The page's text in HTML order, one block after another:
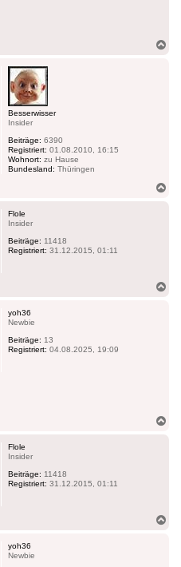
Besserwisser
Insider
Beiträge: 6390
Registriert: 01.08.2010, 16:15
Wohnort: zu Hause
Bundesland: Thüringen
Flole
Insider
Beiträge: 11418
Registriert: 31.12.2015, 01:11
yoh36
Newbie
Beiträge: 13
Registriert: 04.08.2025, 19:09
Flole
Insider
Beiträge: 11418
Registriert: 31.12.2015, 01:11
yoh36
Newbie